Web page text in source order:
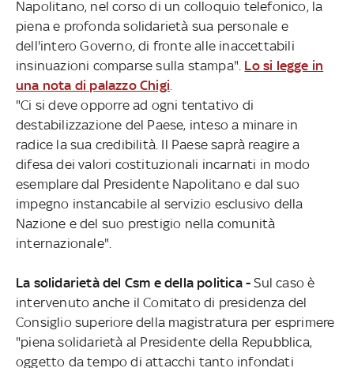
Napolitano, nel corso di un colloquio telefonico, la
piena e profonda solidarietà sua personale e
dell'intero Governo, di fronte alle inaccettabili
insinuazioni comparse sulla stampa". Lo si legge in
una nota di palazzo Chigi
"Ci si deve opporre ad ogni tentativo di
destabilizzazione del Paese, inteso a minare in
radice la sua credibilità. Il Paese saprà reagire a
difesa dei valori costituzionali incarnati in modo
esemplare dal Presidente Napolitano e dal suo
impegno instancabile al servizio esclusivo della
Nazione e del suo prestigio nella comunità
internazionale".
La solidarietà del Csm e della politica - Sul caso è
intervenuto anche il Comitato di presidenza del
Consiglio superiore della magistratura per esprimere
"piena solidarietà al Presidente della Repubblica,
oggetto da tempo di attacchi tanto infondati